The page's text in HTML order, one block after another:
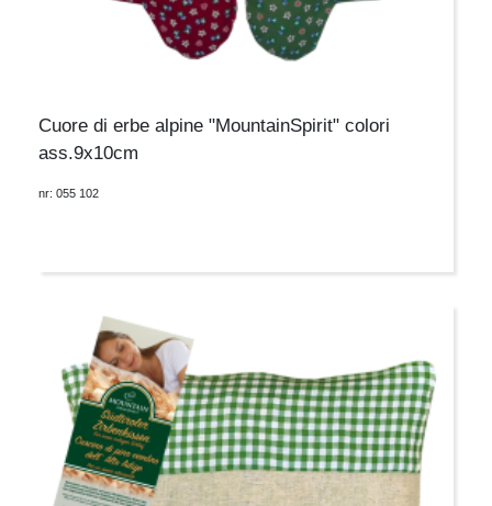
Cuore di erbe alpine "MountainSpirit" colori
ass.9x10cm
nr: 055 102